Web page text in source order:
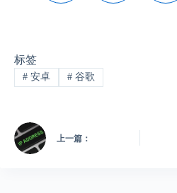
标签
#安卓 #谷歌
上一篇：